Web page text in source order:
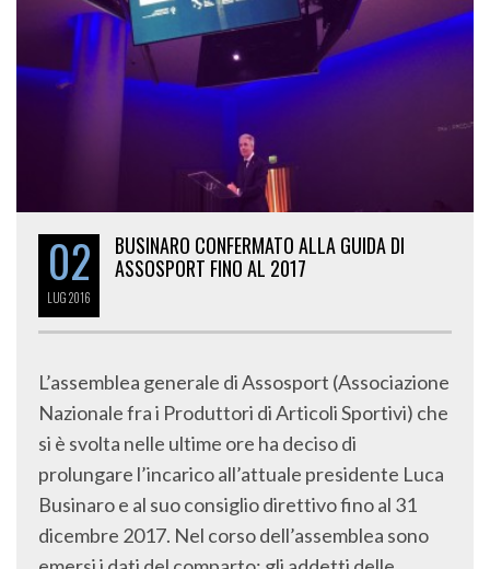
02
LUG2016
BUSINARO CONFERMATO ALLA GUIDA DI
ASSOSPORT FINO AL 2017
L’assemblea generale di Assosport (Associazione
Nazionale fra i Produttori di Articoli Sportivi) che
si è svolta nelle ultime ore ha deciso di
prolungare l’incarico all’attuale presidente Luca
Businaro e al suo consiglio direttivo fino al 31
dicembre 2017. Nel corso dell’assemblea sono